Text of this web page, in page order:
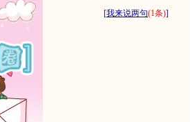
[我来说两句(1条)]